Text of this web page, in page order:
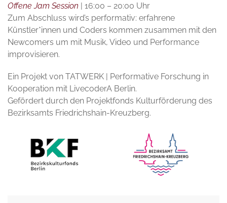
Offene Jam Session | 16:00 – 20:00 Uhr
Zum Abschluss wird’s performativ: erfahrene
Künstler*innen und Coders kommen zusammen mit den
Newcomers um mit Musik, Video und Performance
improvisieren.
Ein Projekt von TATWERK | Performative Forschung in
Kooperation mit LivecoderA Berlin.
Gefördert durch den Projektfonds Kulturförderung des
Bezirksamts Friedrichshain-Kreuzberg.